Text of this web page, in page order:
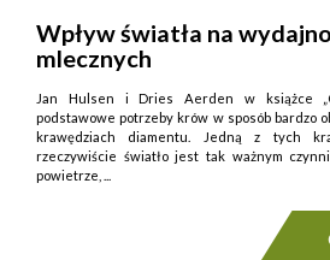
Wpływ światła na
mlecznych
Jan Hulsen i Dries Aerden w książce
podstawowe potrzeby krów w sposób bardzo
krawędziach diamentu. Jedną z tych
rzeczywiście światło jest tak ważnym
powietrze, ...